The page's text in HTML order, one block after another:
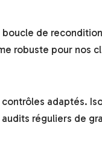
de
robuste pour nos
adaptés.
réguliers de